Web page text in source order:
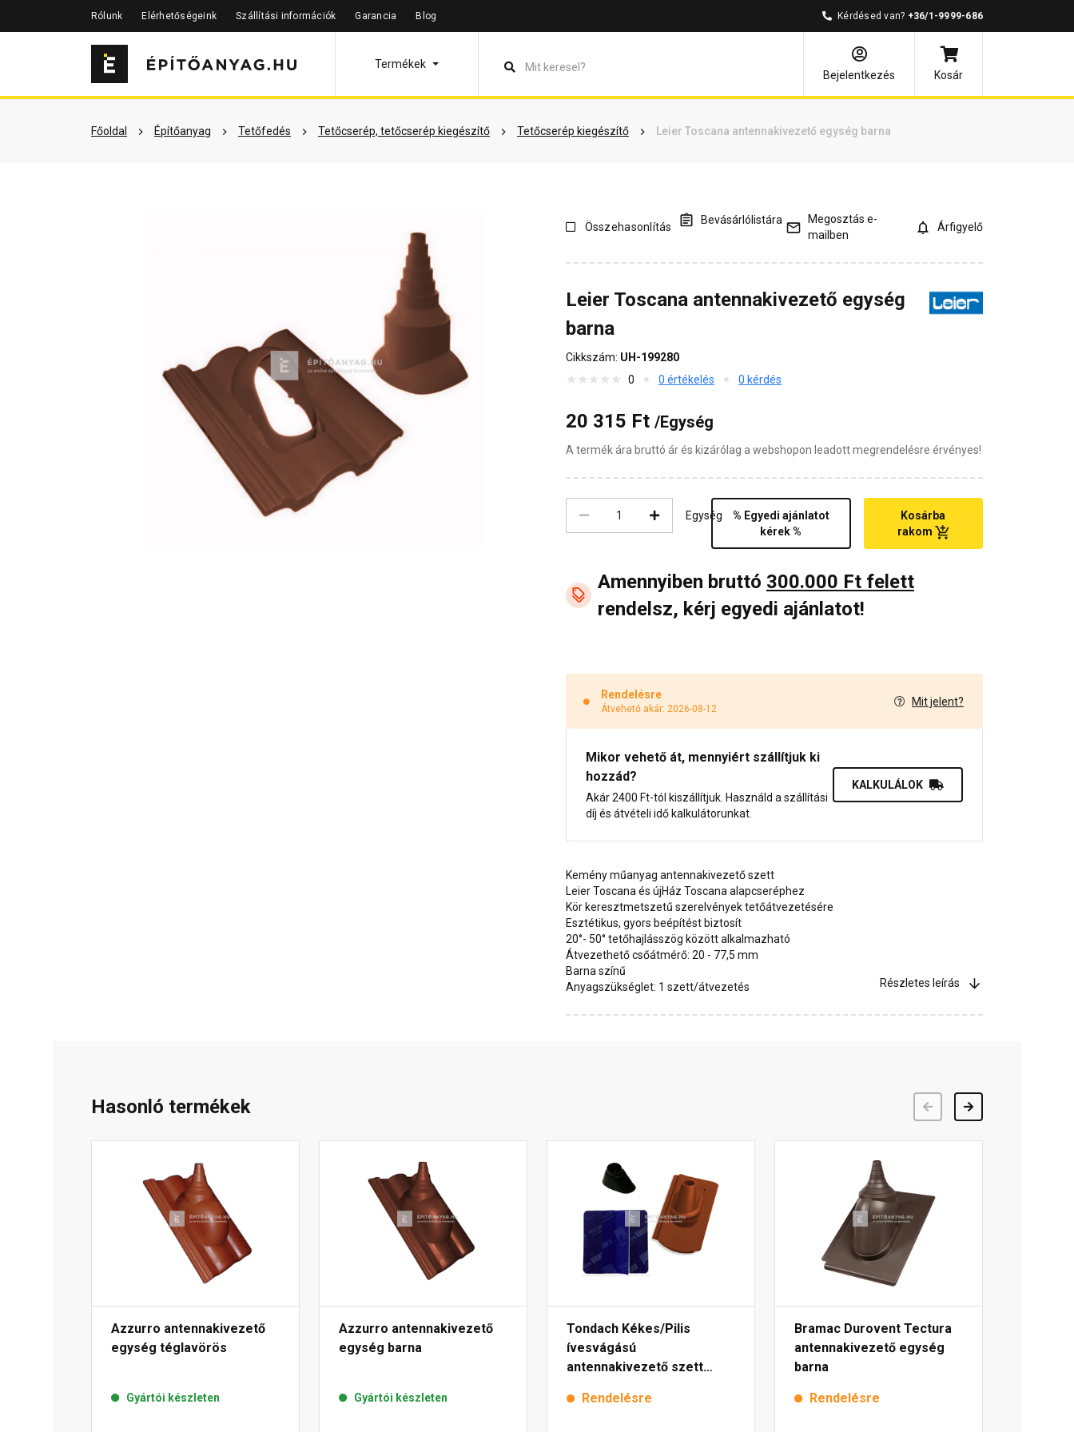
Rólunk Elérhetőségeink Szállítási információk Garancia Blog Kérdésed van? +36/1-9999-686
Termékek
Bejelentkezés
Kosár
Főoldal Építőanyag Tetőfedés Tetőcserép, tetőcserép kiegészítő Tetőcserép kiegészítő Leier Toscana antennakivezető egység barna
Szükséged lehet rá Részletes leírás Termékinformáció Vásárlói vélemények Kérdések és válaszok Kapcsolódó cikkek
Összehasonlítás
Bevásárlólistára
Megosztás e-
mailben
Árfigyelő
Leier Toscana antennakivezető egység
barna
Cikkszám: UH-199280
0
0 értékelés 0 kérdés
20 315 Ft /Egység
A termék ára bruttó ár és kizárólag a webshopon leadott megrendelésre érvényes!
Egység
% Egyedi ajánlatot
kérek %
Kosárba
rakom
Amennyiben bruttó 300.000 Ft felett
rendelsz, kérj egyedi ajánlatot!
Rendelésre
Átvehető akár: 2026-08-12
Mit jelent?
Mikor vehető át, mennyiért szállítjuk ki
hozzád?
Akár 2400 Ft-tól kiszállítjuk. Használd a szállítási
díj és átvételi idő kalkulátorunkat.
KALKULÁLOK
Kemény műanyag antennakivezető szett
Leier Toscana és újHáz Toscana alapcseréphez
Kör keresztmetszetű szerelvények tetőátvezetésére
Esztétikus, gyors beépítést biztosít
20°- 50° tetőhajlásszög között alkalmazható
Átvezethető csőátmérő: 20 - 77,5 mm
Barna színű
Anyagszükséglet: 1 szett/átvezetés
Részletes leírás
Hasonló termékek
Azzurro antennakivezető
egység téglavörös
Gyártói készleten
Azzurro antennakivezető
egység barna
Gyártói készleten
Tondach Kékes/Pilis
ívesvágású
antennakivezető szett
Rendelésre
Bramac Durovent Tectura
antennakivezető egység
barna
Rendelésre